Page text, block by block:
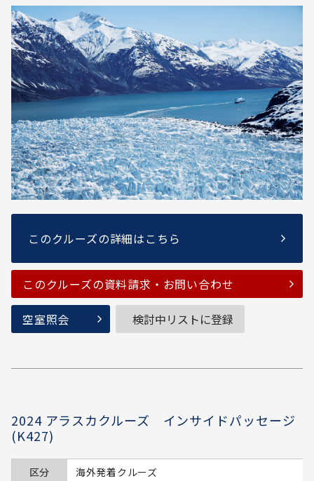
このクルーズの詳細はこちら
このクルーズの資料請求・お問い合わせ
空室照会 検討中リストに登録
2024 アラスカクルーズ インサイドパッセージ
(K427)
区分
海外発着クルーズ